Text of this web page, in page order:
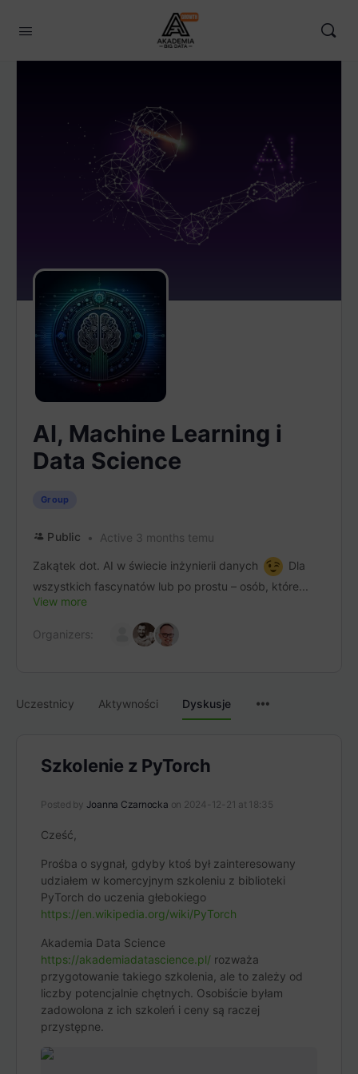
AI, Machine Learning i
Data Science
Group
Public Active 3 months temu
Zakątek dot. AI w świecie inżynierii danych
Dla
wszystkich fascynatów lub po prostu – osób, które...
View more
Organizers:
Uczestnicy Aktywności Dyskusje
Szkolenie z PyTorch
Posted by Joanna Czarnocka on 2024-12-21 at 18:35
Cześć,
Prośba o sygnał, gdyby ktoś był zainteresowany
udziałem w komercyjnym szkoleniu z biblioteki
PyTorch do uczenia głebokiego
https://en.wikipedia.org/wiki/PyTorch
Akademia Data Science
https://akademiadatascience.pl/ rozważa
przygotowanie takiego szkolenia, ale to zależy od
liczby potencjalnie chętnych. Osobiście byłam
zadowolona z ich szkoleń i ceny są raczej
przystępne.